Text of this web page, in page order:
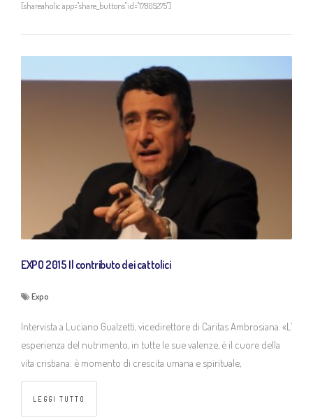
Come raggiungerci
[shareaholic app="share_buttons" id="17805275"]
EXPO 2015 Il contributo dei cattolici
Expo
Intervista a Luciano Gualzetti, vicedirettore di Caritas Ambrosiana. «L’
esperienza del nutrimento, in tutte le sue valenze, è il cuore della
vita cristiana: è momento di crescita umana e spirituale,
LEGGI TUTTO